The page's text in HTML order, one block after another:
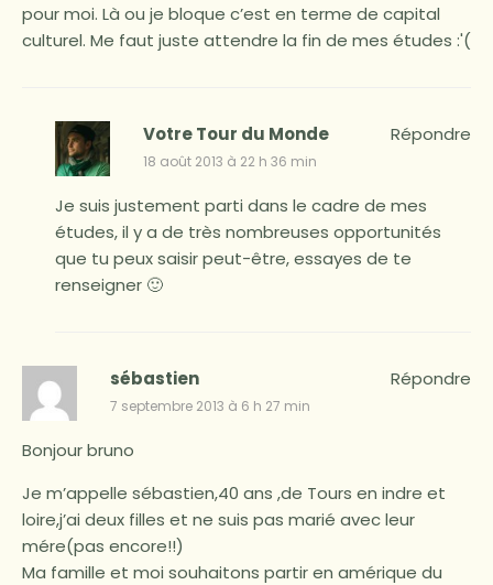
pour moi. Là ou je bloque c’est en terme de capital
culturel. Me faut juste attendre la fin de mes études :'(
Votre Tour du Monde
18 août 2013 à 22 h 36 min
Je suis justement parti dans le cadre de mes
études, il y a de très nombreuses opportunités
que tu peux saisir peut-être, essayes de te
renseigner 🙂
Répondre
sébastien
7 septembre 2013 à 6 h 27 min
Bonjour bruno
Je m’appelle sébastien,40 ans ,de Tours en indre et
loire,j’ai deux filles et ne suis pas marié avec leur
mére(pas encore!!)
Ma famille et moi souhaitons partir en amérique du
Répondre